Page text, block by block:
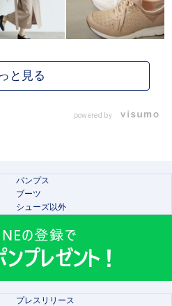
powered by
パンプス
ブーツ
シューズ以外
プレスリリース